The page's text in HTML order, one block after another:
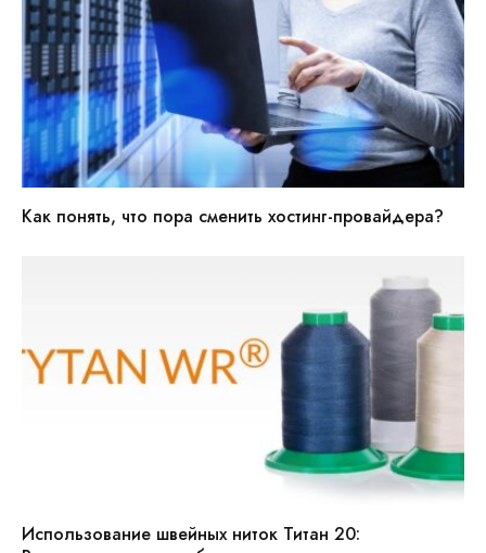
Как понять, что пора сменить хостинг-провайдера?
Использование швейных ниток Титан 20: